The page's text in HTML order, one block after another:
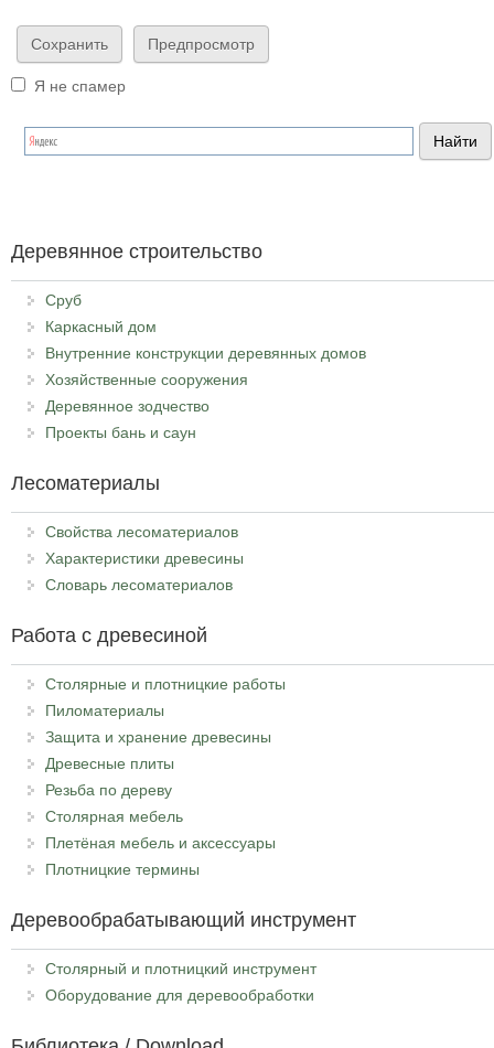
Я не спамер
Я спамер
Деревянное строительство
Сруб
Каркасный дом
Внутренние конструкции деревянных домов
Хозяйственные сооружения
Деревянное зодчество
Проекты бань и саун
Лесоматериалы
Свойства лесоматериалов
Характеристики древесины
Словарь лесоматериалов
Работа с древесиной
Столярные и плотницкие работы
Пиломатериалы
Защита и хранение древесины
Древесные плиты
Резьба по дереву
Столярная мебель
Плетёная мебель и аксессуары
Плотницкие термины
Деревообрабатывающий инструмент
Столярный и плотницкий инструмент
Оборудование для деревообработки